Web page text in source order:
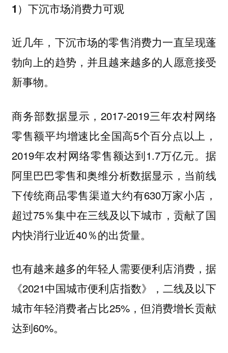
1）下沉市场消费力可观
近几年，下沉市场的零售消费力一直呈现蓬
勃向上的趋势，并且越来越多的人愿意接受
新事物。
商务部数据显示，2017-2019三年农村网络
零售额平均增速比全国高5个百分点以上，
2019年农村网络零售额达到1.7万亿元。据
阿里巴巴零售和奥维分析数据显示，当前线
下传统商品零售渠道大约有630万家小店，
超过75％集中在三线及以下城市，贡献了国
内快消行业近40％的出货量。
也有越来越多的年轻人需要便利店消费，据
《2021中国城市便利店指数》，二线及以下
城市年轻消费者占比25%，但消费增长贡献
达到60%。